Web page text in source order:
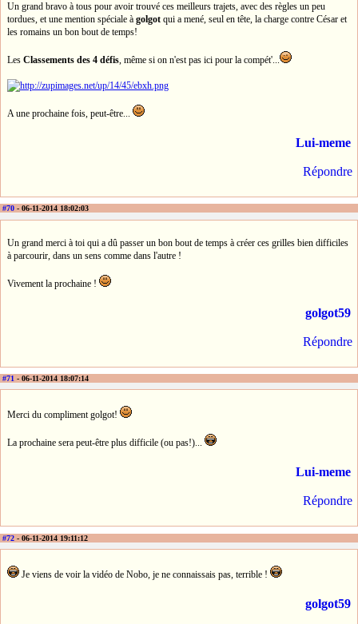
Un grand bravo à tous pour avoir trouvé ces meilleurs trajets, avec des règles un peu
tordues, et une mention spéciale à golgot qui a mené, seul en tête, la charge contre César et
les romains un bon bout de temps!
Les Classements des 4 défis, même si on n'est pas ici pour la compét'...
A une prochaine fois, peut-être...
Lui-meme
Répondre
#70 - 06-11-2014 18:02:03
Un grand merci à toi qui a dû passer un bon bout de temps à créer ces grilles bien difficiles
à parcourir, dans un sens comme dans l'autre !
Vivement la prochaine !
golgot59
Répondre
#71 - 06-11-2014 18:07:14
Merci du compliment golgot!
La prochaine sera peut-être plus difficile (ou pas!)...
Lui-meme
Répondre
#72 - 06-11-2014 19:11:12
Je viens de voir la vidéo de Nobo, je ne connaissais pas, terrible !
golgot59